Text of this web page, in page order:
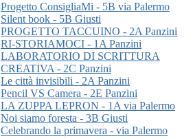
Progetto ConsigliaMi - 5B via Palermo
Silent book - 5B Giusti
PROGETTO TACCUINO - 2A Panzini
RI-STORIAMOCI - 1A Panzini
LABORATORIO DI SCRITTURA
CREATIVA - 2C Panzini
Le città invisibili - 2A Panzini
Pencil VS Camera - 2E Panzini
LA ZUPPA LEPRON - 1A via Palermo
Noi siamo foresta - 3B Giusti
Celebrando la primavera - via Palermo